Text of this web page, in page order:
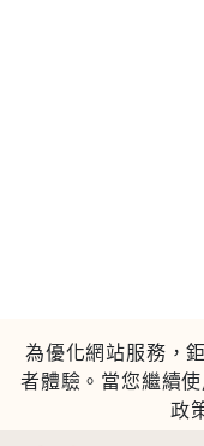
為優化網站服務，
者體驗。當您繼續
政